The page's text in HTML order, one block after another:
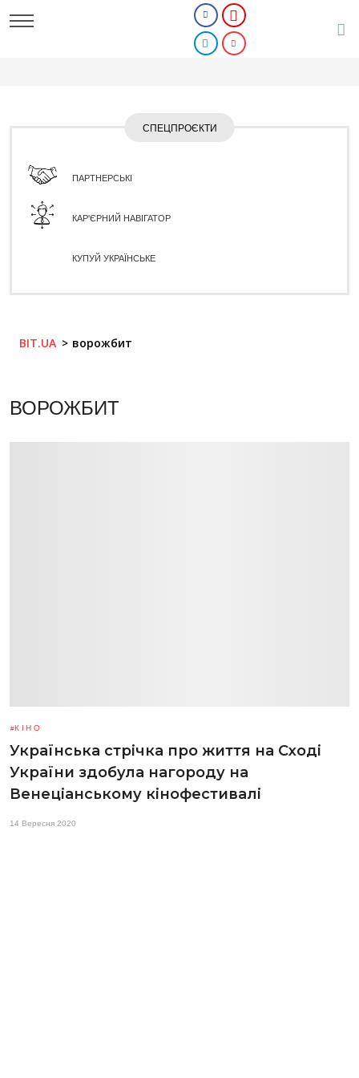
СПЕЦПРОЄКТИ
ПАРТНЕРСЬКІ
КАР'ЄРНИЙ НАВІГАТОР
КУПУЙ УКРАЇНСЬКЕ
BIT.UA ворожбит
ВОРОЖБИТ
КІНО
Українська стрічка про життя на Сході
України здобула нагороду на
Венеціанському кінофестивалі
14 Вересня 2020